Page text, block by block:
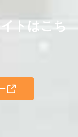
トはこち